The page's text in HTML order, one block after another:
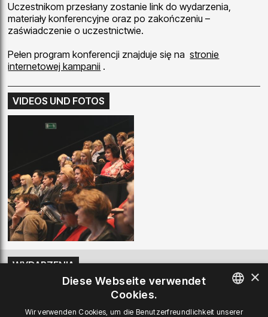
Uczestnikom przesłany zostanie link do wydarzenia,
materiały konferencyjne oraz po zakończeniu –
zaświadczenie o uczestnictwie.
Pełen program konferencji znajduje się na stronie
internetowej kampanii .
VIDEOS UND FOTOS
WYDARZENIA
Słyszę Dobre Dźwięki - Konferenz POLISH
×
Diese Webseite verwendet
Cookies.
Wir verwenden Cookies, um die Benutzerfreundlichkeit unserer